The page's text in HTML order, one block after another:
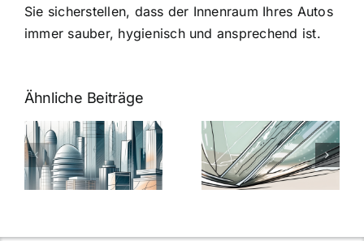
Sie sicherstellen, dass der Innenraum Ihres Autos
immer sauber, hygienisch und ansprechend ist.
Ähnliche Beiträge
5 Gründe,
warum
Nanoversiegelung
auf Glas
7
Expertentipps
für maximale